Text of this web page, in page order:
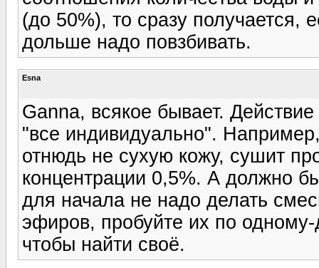
(до 50%), то сразу получается,
дольше надо повзбивать.
Esna
Ganna, всякое бывает.
"все индивидуально".
отнюдь не сухую кожу, сушит
концентрации 0,5%. А должно
для начала не надо делать
эфиров, пробуйте их по
чтобы найти своё.